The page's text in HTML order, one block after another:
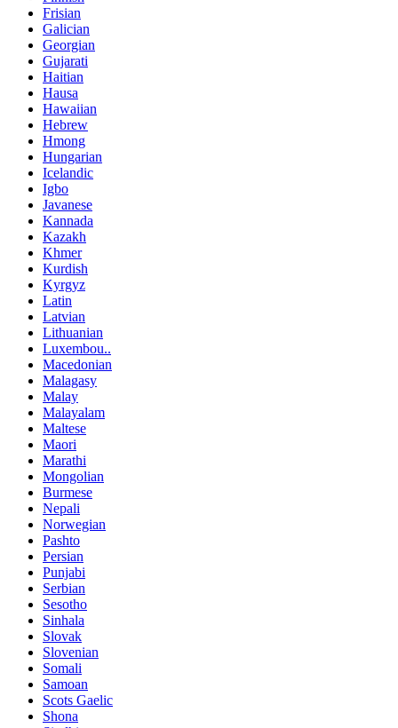
Frisian
Galician
Georgian
Gujarati
Haitian
Hausa
Hawaiian
Hebrew
Hmong
Hungarian
Icelandic
Igbo
Javanese
Kannada
Kazakh
Khmer
Kurdish
Kyrgyz
Latin
Latvian
Lithuanian
Luxembou..
Macedonian
Malagasy
Malay
Malayalam
Maltese
Maori
Marathi
Mongolian
Burmese
Nepali
Norwegian
Pashto
Persian
Punjabi
Serbian
Sesotho
Sinhala
Slovak
Slovenian
Somali
Samoan
Scots Gaelic
Shona